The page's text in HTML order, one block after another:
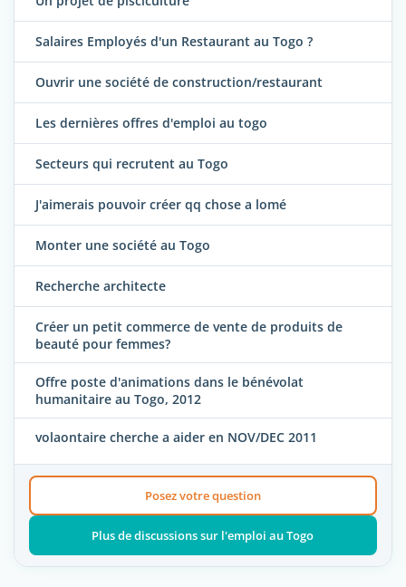
Salaires Employés d'un Restaurant au Togo ?
Ouvrir une société de construction/restaurant
Les dernières offres d'emploi au togo
Secteurs qui recrutent au Togo
J'aimerais pouvoir créer qq chose a lomé
Monter une société au Togo
Recherche architecte
Créer un petit commerce de vente de produits de
beauté pour femmes?
Offre poste d'animations dans le bénévolat
humanitaire au Togo, 2012
volaontaire cherche a aider en NOV/DEC 2011
Posez votre question
Plus de discussions sur l'emploi au Togo